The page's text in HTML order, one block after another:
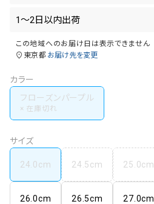
この地域へのお届け日は表示できません
東京都 お届け先を変更
カラー
フローズンパープル
サイズ
24.0cm 24.5cm 25.0cm
26.0cm 26.5cm 27.0cm